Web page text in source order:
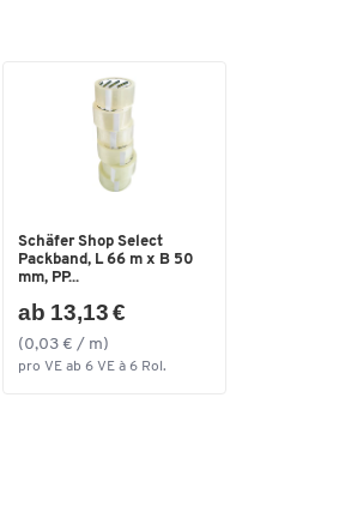
Schäfer Shop Select
Packband, L 66 m x B 50
mm, PP...
ab 13,13 €
(0,03 € / m)
pro VE ab 6 VE à 6 Rol.